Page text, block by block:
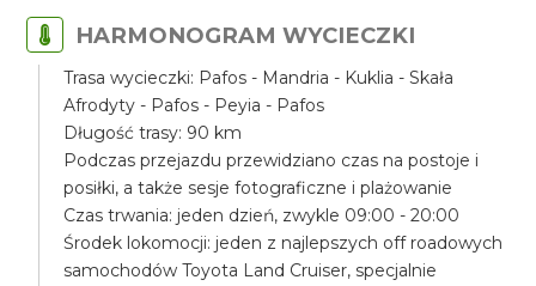
HARMONOGRAM WYCIECZKI
Trasa wycieczki: Pafos - Mandria - Kuklia - Skała
Afrodyty - Pafos - Peyia - Pafos
Długość trasy: 90 km
Podczas przejazdu przewidziano czas na postoje i
posiłki, a także sesje fotograficzne i plażowanie
Czas trwania: jeden dzień, zwykle 09:00 - 20:00
Środek lokomocji: jeden z najlepszych off roadowych
samochodów Toyota Land Cruiser, specjalnie